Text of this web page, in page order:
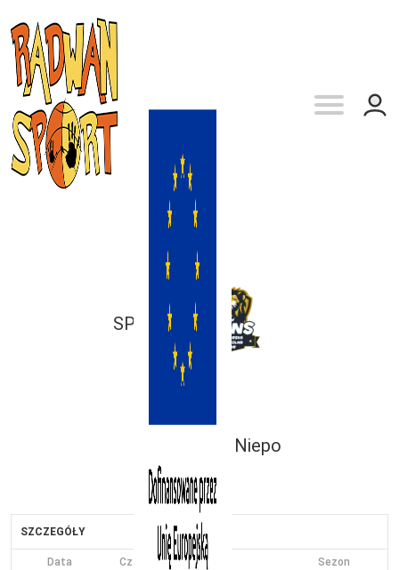
SP 100
Niepo
SZCZEGÓŁY
Data Czas Sezon